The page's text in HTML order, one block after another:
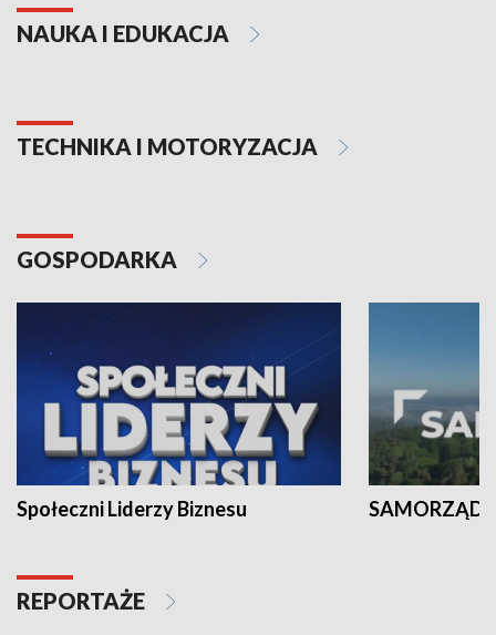
NAUKA I EDUKACJA
TECHNIKA I MOTORYZACJA
GOSPODARKA
Społeczni Liderzy Biznesu SAMORZĄD
REPORTAŻE